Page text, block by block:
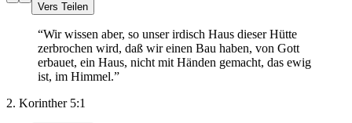
Vers Teilen
“Wir wissen aber, so unser irdisch Haus dieser Hütte
zerbrochen wird, daß wir einen Bau haben, von Gott
erbauet, ein Haus, nicht mit Händen gemacht, das ewig
ist, im Himmel.”
2. Korinther 5:1